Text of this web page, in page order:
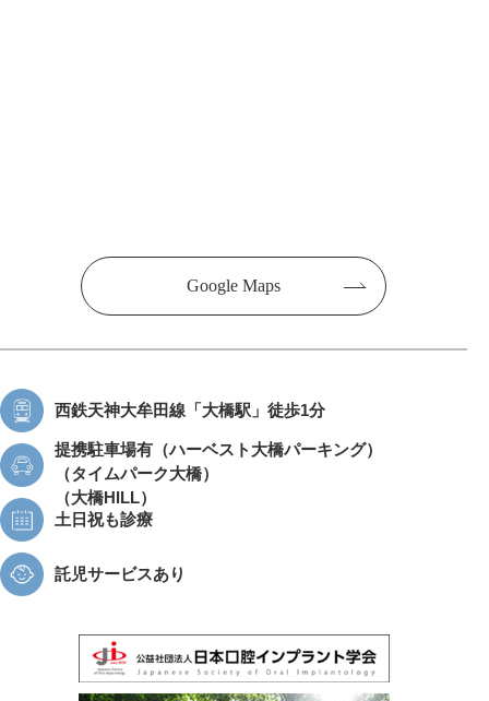
Google Maps
西鉄天神大牟田線 「大橋駅」徒歩1分
提携駐車場有 （ハーベスト大橋パーキング）
（タイムパーク大橋）
（大橋HILL）
土日祝も診療
託児サービスあり